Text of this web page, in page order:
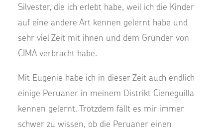
Silvester, die ich erlebt habe, weil ich die Kinder
auf eine andere Art kennen gelernt habe und
sehr viel Zeit mit ihnen und dem Gründer von
CIMA verbracht habe.
Mit Eugenie habe ich in dieser Zeit auch endlich
einige Peruaner in meinem Distrikt Cieneguilla
kennen gelernt. Trotzdem fällt es mir immer
schwer zu wissen, ob die Peruaner einen